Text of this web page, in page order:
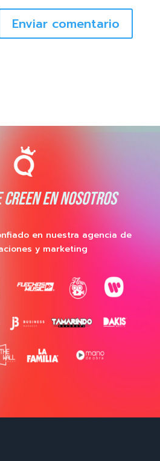
Enviar comentario
EN NOSOTROS
en nuestra agencia de
y marketing